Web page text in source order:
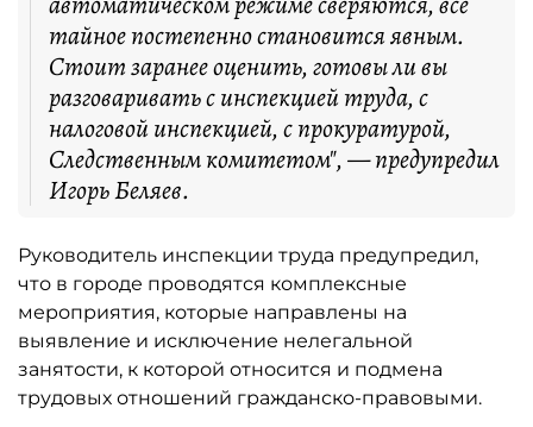
тайное постепенно становится явным.
Стоит заранее оценить, готовы ли вы
разговаривать с инспекцией труда, с
налоговой инспекцией, с прокуратурой,
Следственным комитетом", — предупредил
Игорь Беляев.
Руководитель инспекции труда предупредил,
что в городе проводятся комплексные
мероприятия, которые направлены на
выявление и исключение нелегальной
занятости, к которой относится и подмена
трудовых отношений гражданско-правовыми.